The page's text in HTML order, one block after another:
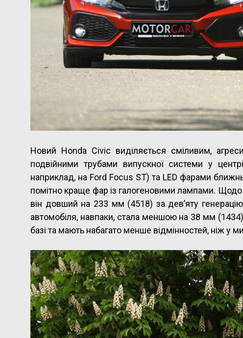
Новий Honda Civic виділяється сміливим,
подвійними трубами випускної системи у
наприклад, на Ford Focus ST) та LED фарами
помітно краще фар із галогеновими лампами. Щодо
він довший на 233 мм (4518) за дев’яту
автомобіля, навпаки, стала меншою на 38 мм
базі та мають набагато менше відмінностей, ніж у